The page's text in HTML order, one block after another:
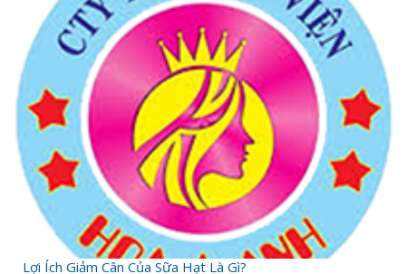
Lợi Ích Giảm Cân Của Sữa Hạt Là Gì?